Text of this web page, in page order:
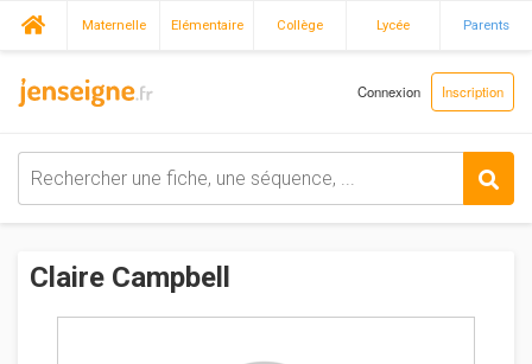
Maternelle Elémentaire Collège Lycée Parents
Connexion Inscription
Claire Campbell